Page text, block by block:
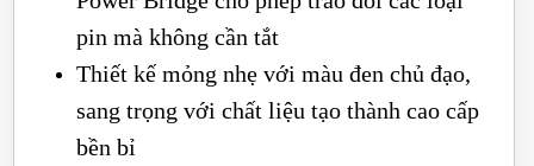
pin mà không cần tắt
Thiết kế mỏng nhẹ với màu đen chủ đạo,
sang trọng với chất liệu tạo thành cao cấp
bền bỉ